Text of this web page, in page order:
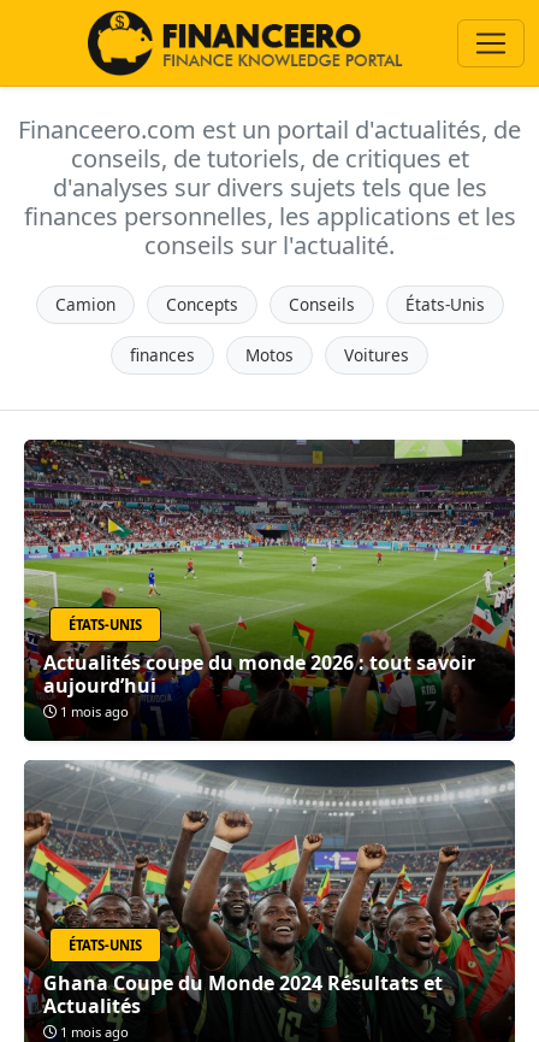
Financeero.com est un portail d'actualités, de
conseils, de tutoriels, de critiques et
d'analyses sur divers sujets tels que les
finances personnelles, les applications et les
conseils sur l'actualité.
Camion Concepts Conseils États-Unis
finances Motos Voitures
ÉTATS-UNIS
Actualités coupe du monde 2026 : tout savoir
aujourd’hui
1 mois ago
ÉTATS-UNIS
Ghana Coupe du Monde 2024 Résultats et
Actualités
1 mois ago